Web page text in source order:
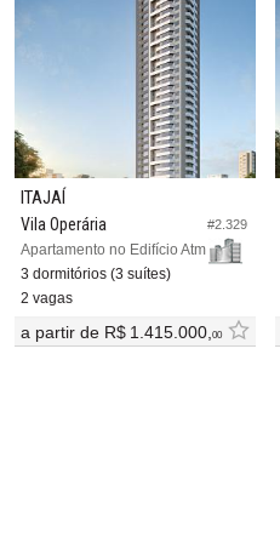
#2.329
ITAJAÍ
Vila Operária
Apartamento no Edifício Atmos Sky
3 dormitórios (3 suítes)
2 vagas
a partir de R$ 1.415.000,00